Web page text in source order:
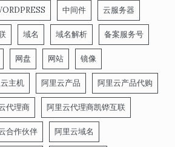
中间件 云服务器
域名 域名解析 备案服务号
网盘 网站 镜像
主机 阿里云产品 阿里云产品代购
代理商 阿里云代理商凯铧互联
合作伙伴 阿里云域名